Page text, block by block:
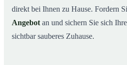
direkt bei Ihnen zu Hause. Fordern
Angebot an und sichern Sie sich
sichtbar sauberes Zuhause.